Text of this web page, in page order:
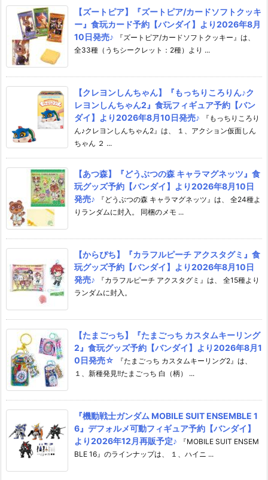
【ズートピア】『ズートピア/カードソフトクッキ
ー』食玩カード予約【バンダイ】より2026年8月
10日発売♪
『ズートピア/カードソフトクッキー』は、
全33種（うちシークレット：2種）より ...
【クレヨンしんちゃん】『もっちりころりん♪ク
レヨンしんちゃん2』食玩フィギュア予約【バン
ダイ】より2026年8月10日発売♪
『もっちりころり
ん♪クレヨンしんちゃん2』は、 １、アクション仮面しん
ちゃん ２ ...
【あつ森】『どうぶつの森 キャラマグネッツ』食
玩グッズ予約【バンダイ】より2026年8月10日
発売♪
『どうぶつの森 キャラマグネッツ』は、 全24種よ
りランダムに封入。 同梱のメモ ...
【からぴち】『カラフルピーチ アクスタグミ』食
玩グッズ予約【バンダイ】より2026年8月10日
発売♪
『カラフルピーチ アクスタグミ』は、 全15種より
ランダムに封入。
【たまごっち】『たまごっち カスタムキーリング
2』食玩グッズ予約【バンダイ】より2026年8月1
0日発売☆
『たまごっち カスタムキーリング2』は、
１、新種発見!!たまごっち 白（柄） ...
『機動戦士ガンダム MOBILE SUIT ENSEMBLE 1
6』デフォルメ可動フィギュア予約【バンダイ】
より2026年12月再販予定♪
『MOBILE SUIT ENSEM
BLE 16』のラインナップは、 １、ハイニ ...